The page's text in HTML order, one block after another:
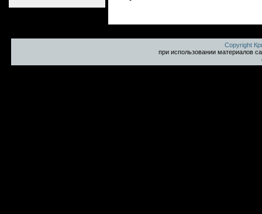
Copyright
при использовании материалов